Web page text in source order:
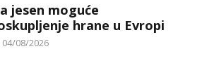
jesen moguće
hrane u Evropi
Posted
04/08/2026